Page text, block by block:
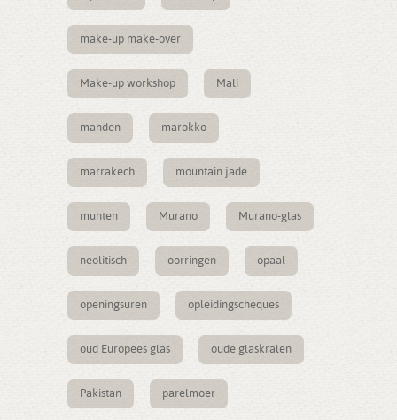
make-up make-over
Make-up workshop Mali
manden marokko
marrakech mountain jade
munten Murano Murano-glas
neolitisch oorringen opaal
openingsuren opleidingscheques
oud Europees glas oude glaskralen
Pakistan parelmoer